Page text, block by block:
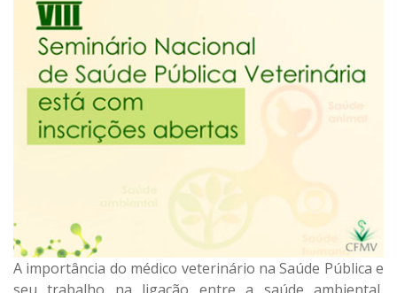
A importância do médico veterinário na Saúde Pública e